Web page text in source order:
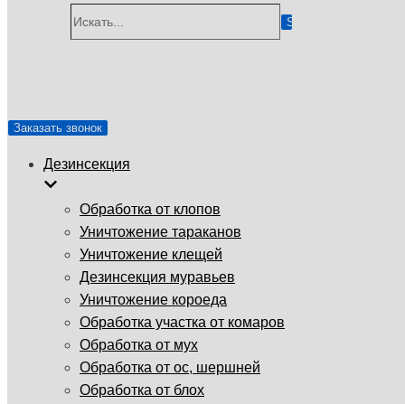
Заказать звонок
Дезинсекция
Обработка от клопов
Уничтожение тараканов
Уничтожение клещей
Дезинсекция муравьев
Уничтожение короеда
Обработка участка от комаров
Обработка от мух
Обработка от ос, шершней
Обработка от блох